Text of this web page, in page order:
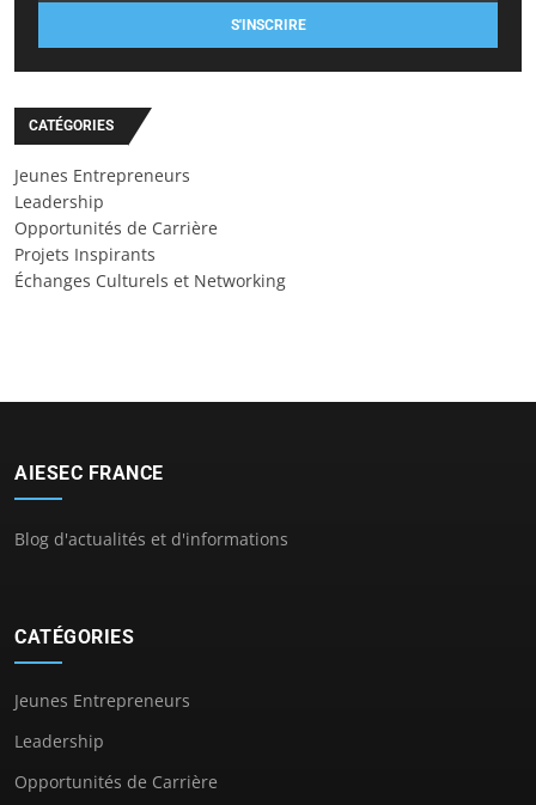
S'INSCRIRE
CATÉGORIES
Jeunes Entrepreneurs
Leadership
Opportunités de Carrière
Projets Inspirants
Échanges Culturels et Networking
AIESEC FRANCE
Blog d'actualités et d'informations
CATÉGORIES
Jeunes Entrepreneurs
Leadership
Opportunités de Carrière